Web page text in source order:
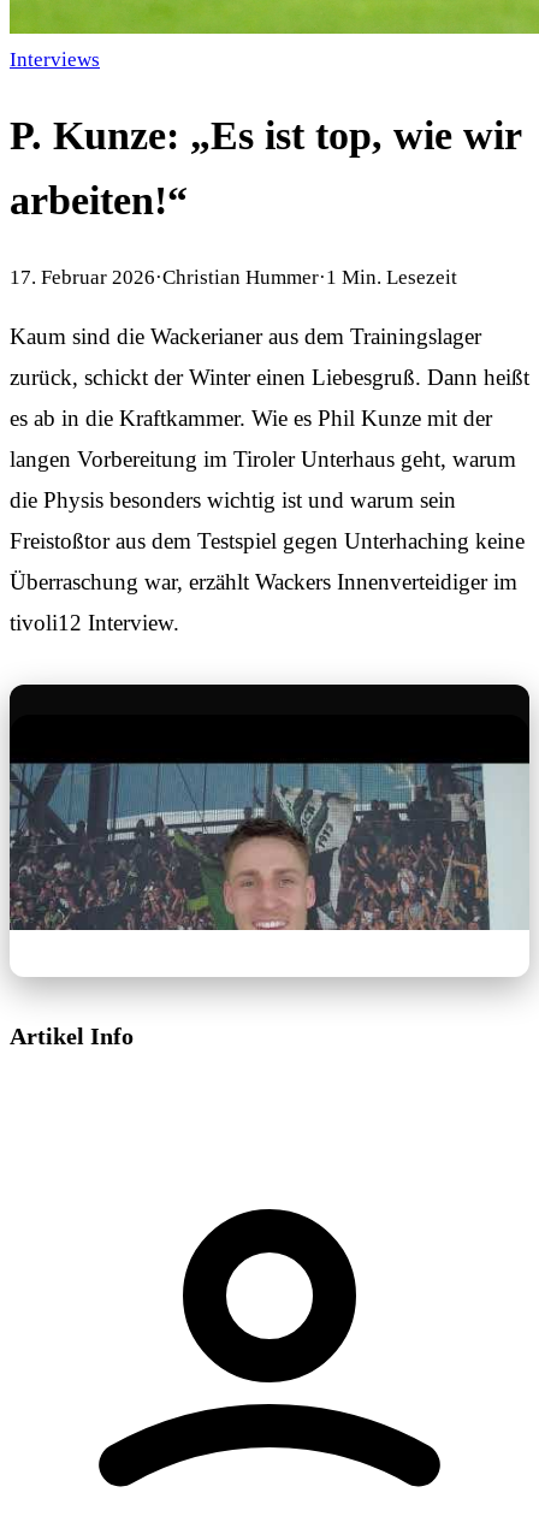
Interviews
P. Kunze: „Es ist top, wie wir
arbeiten!“
17. Februar 2026·Christian Hummer·1 Min. Lesezeit
Kaum sind die Wackerianer aus dem Trainingslager
zurück, schickt der Winter einen Liebesgruß. Dann heißt
es ab in die Kraftkammer. Wie es Phil Kunze mit der
langen Vorbereitung im Tiroler Unterhaus geht, warum
die Physis besonders wichtig ist und warum sein
Freistoßtor aus dem Testspiel gegen Unterhaching keine
Überraschung war, erzählt Wackers Innenverteidiger im
tivoli12 Interview.
Dieses Video wird von YouTube bereitgestellt.
Beim Abspielen können Cookies gesetzt
werden.
Externe Medien aktivieren
Artikel Info